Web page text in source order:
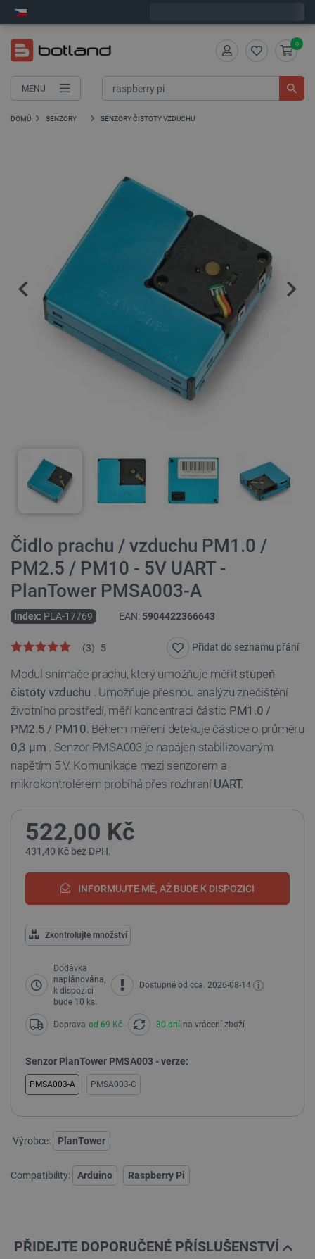
MENU
0
DOMŮ SENZORY SENZORY ČISTOTY VZDUCHU
Čidlo prachu / vzduchu PM1.0 /
PM2.5 / PM10 - 5V UART -
PlanTower PMSA003-A
Index: PLA-17769 EAN: 5904422366643
5
(3) Přidat do seznamu přání
Modul snímače prachu, který umožňuje měřit stupeň
čistoty vzduchu . Umožňuje přesnou analýzu znečištění
životního prostředí, měří koncentraci částic PM1.0 /
PM2.5 / PM10. Během měření detekuje částice o průměru
0,3 μm . Senzor PMSA003 je napájen stabilizovaným
napětím 5 V. Komunikace mezi senzorem a
mikrokontrolérem probíhá přes rozhraní UART.
522,00 Kč
431,40 Kč bez DPH.
INFORMUJTE MĚ, AŽ BUDE K DISPOZICI
Zkontrolujte množství
Dodávka
naplánována,
k dispozici
bude 10 ks.
Dostupné od cca. 2026-08-14 i
Doprava od 69 Kč 30 dní na vrácení zboží
Senzor PlanTower PMSA003 - verze:
PMSA003-A PMSA003-C
Výrobce: PlanTower
Compatibility: Arduino Raspberry Pi
PŘIDEJTE DOPORUČENÉ PŘÍSLUŠENSTVÍ